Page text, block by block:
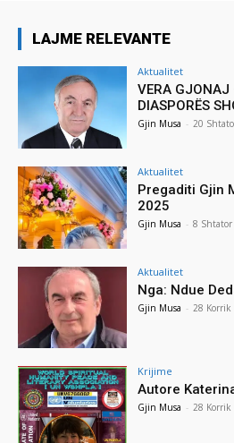
LAJME RELEVANTE
Aktualitet
VERA GJONAJ
DIASPORËS
Gjin Musa - 20
Aktualitet
Pregaditi Gjin
2025
Gjin Musa - 8 Shtator
Aktualitet
Nga: Ndue
Gjin Musa - 28 Korrik
Krijime
Autore
Gjin Musa - 28 Korrik